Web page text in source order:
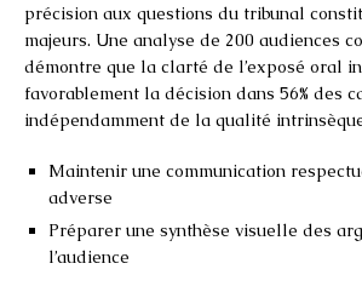
précision aux questions du tribunal
majeurs. Une analyse de 200 audiences
démontre que la clarté de l’exposé oral
favorablement la décision dans 56% des
indépendamment de la qualité
Maintenir une communication
adverse
Préparer une synthèse visuelle des
l’audience